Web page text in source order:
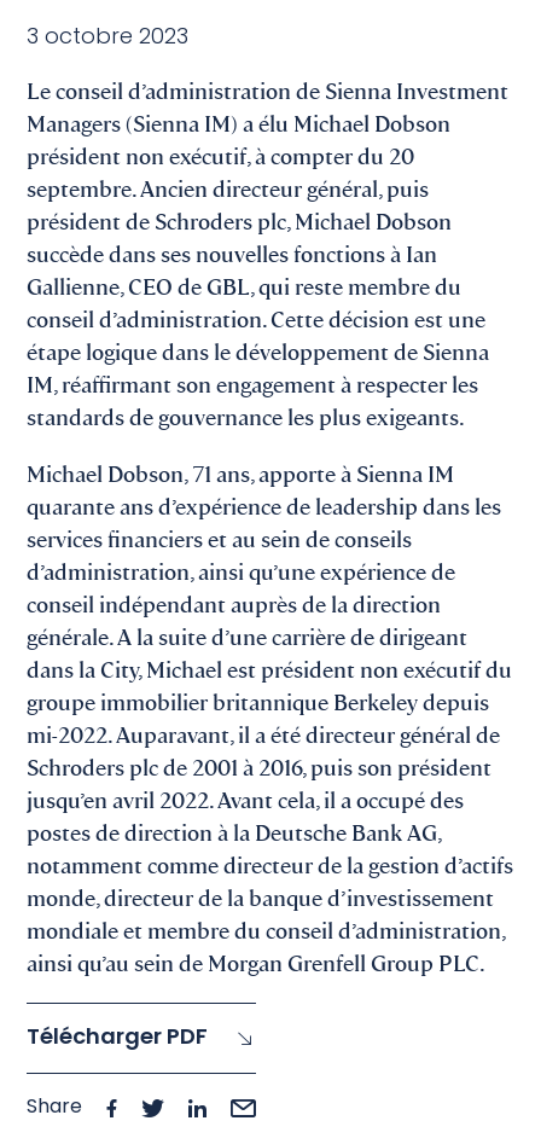
3 octobre 2023
Le conseil d’administration de Sienna Investment
Managers (Sienna IM) a élu Michael Dobson
président non exécutif, à compter du 20
septembre. Ancien directeur général, puis
président de Schroders plc, Michael Dobson
succède dans ses nouvelles fonctions à Ian
Gallienne, CEO de GBL, qui reste membre du
conseil d’administration. Cette décision est une
étape logique dans le développement de Sienna
IM, réaffirmant son engagement à respecter les
standards de gouvernance les plus exigeants.
Michael Dobson, 71 ans, apporte à Sienna IM
quarante ans d’expérience de leadership dans les
services financiers et au sein de conseils
d’administration, ainsi qu’une expérience de
conseil indépendant auprès de la direction
générale. A la suite d’une carrière de dirigeant
dans la City, Michael est président non exécutif du
groupe immobilier britannique Berkeley depuis
mi-2022. Auparavant, il a été directeur général de
Schroders plc de 2001 à 2016, puis son président
jusqu’en avril 2022. Avant cela, il a occupé des
postes de direction à la Deutsche Bank AG,
notamment comme directeur de la gestion d’actifs
monde, directeur de la banque d’investissement
mondiale et membre du conseil d’administration,
ainsi qu’au sein de Morgan Grenfell Group PLC.
Télécharger PDF
Share